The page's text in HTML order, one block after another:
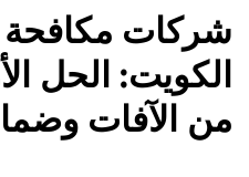
شركات
الكويت: الحل
من الآفات